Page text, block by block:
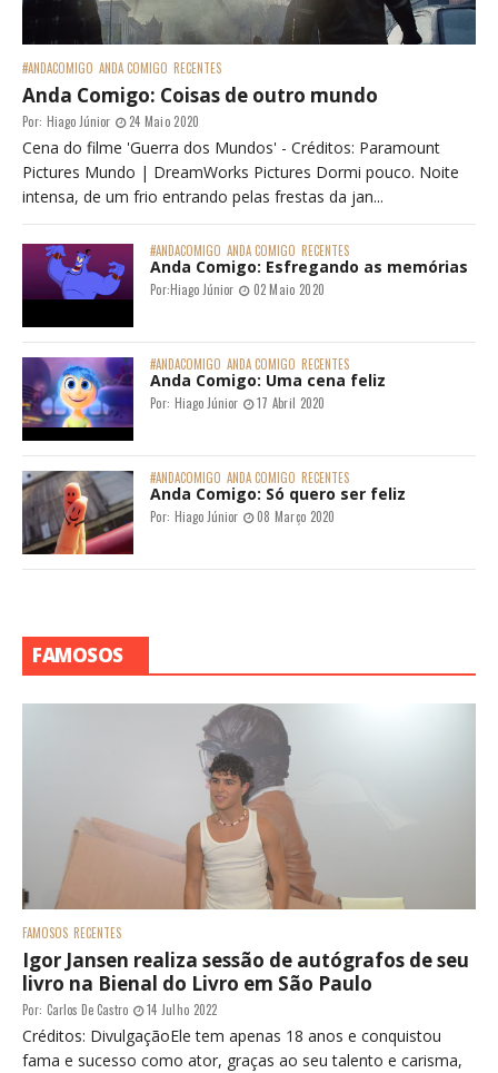
#ANDACOMIGO ANDA COMIGO RECENTES
Anda Comigo: Coisas de outro mundo
Por: Hiago Júnior 24 Maio 2020
Cena do filme 'Guerra dos Mundos' - Créditos: Paramount
Pictures Mundo | DreamWorks Pictures Dormi pouco. Noite
intensa, de um frio entrando pelas frestas da jan...
#ANDACOMIGO ANDA COMIGO RECENTES
Anda Comigo: Esfregando as memórias
Por:Hiago Júnior 02 Maio 2020
#ANDACOMIGO ANDA COMIGO RECENTES
Anda Comigo: Uma cena feliz
Por: Hiago Júnior 17 Abril 2020
#ANDACOMIGO ANDA COMIGO RECENTES
Anda Comigo: Só quero ser feliz
Por: Hiago Júnior 08 Março 2020
FAMOSOS
FAMOSOS RECENTES
Igor Jansen realiza sessão de autógrafos de seu
livro na Bienal do Livro em São Paulo
Por: Carlos De Castro 14 Julho 2022
Créditos: DivulgaçãoEle tem apenas 18 anos e conquistou
fama e sucesso como ator, graças ao seu talento e carisma,